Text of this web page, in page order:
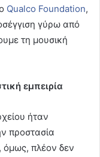
Qualco Foundation,
γύρω από
τη μουσική
εμπειρία
ήταν
προστασία
όμως, πλέον δεν